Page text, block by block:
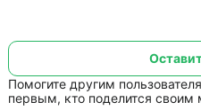
Помогите другим
первым, кто поделится своим